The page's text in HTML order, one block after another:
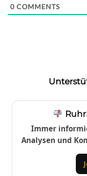
0 COMMENTS
Immer
Analysen und